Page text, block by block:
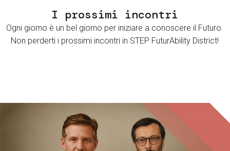
I prossimi incontri
Ogni giorno è un bel giorno per iniziare a conoscere il Futuro.
Non perderti i prossimi incontri in STEP FuturAbility District!